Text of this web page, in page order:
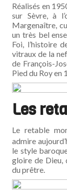
Réalisés en
sur Sèvre, à
Margenaître,
un très bel
Foi, l’histoire
vitraux de la
de François-
Pied du Roy en
Les
Le retable
admire
le style
gloire de Dieu,
du prêtre.